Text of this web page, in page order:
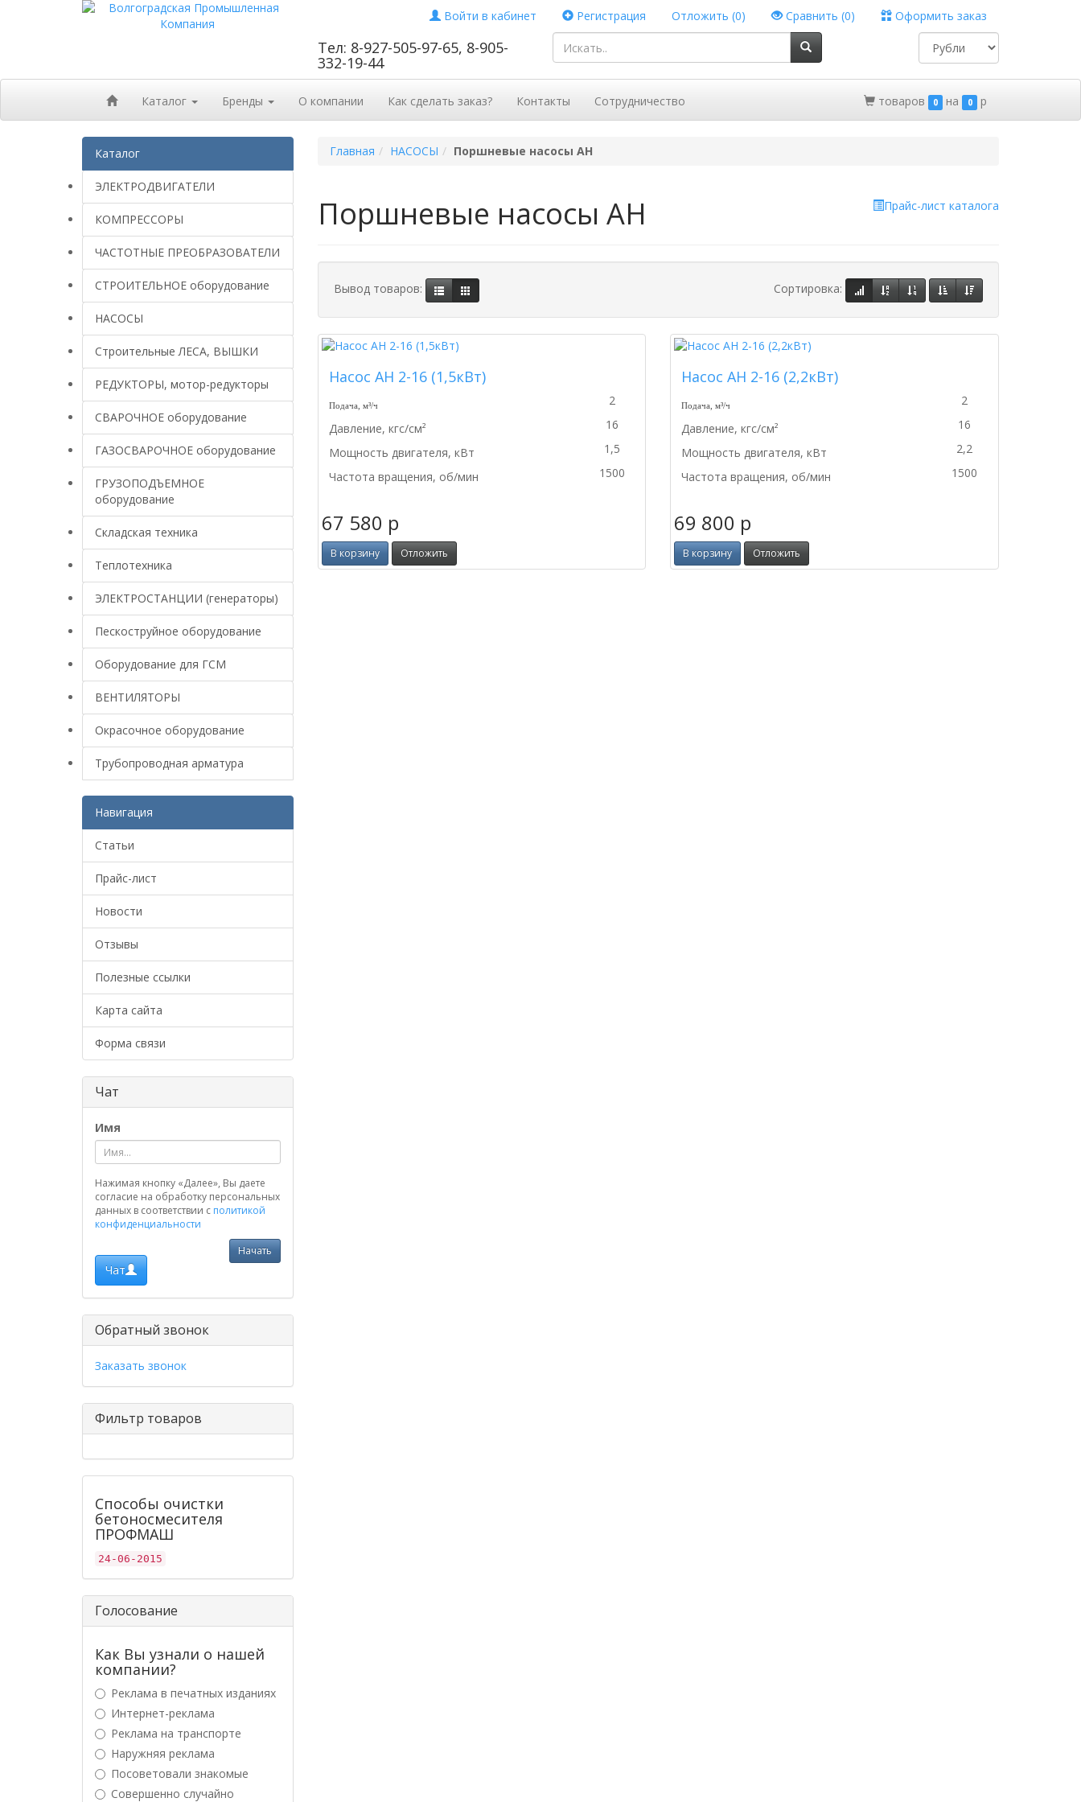
Войти в кабинет Регистрация Отложить (0) Сравнить (0) Оформить заказ
Тел: 8-927-505-97-65, 8-905-
332-19-44
Каталог Бренды О компании Как сделать заказ? Контакты Сотрудничество товаров 0 на 0 p
Каталог
ЭЛЕКТРОДВИГАТЕЛИ
КОМПРЕССОРЫ
ЧАСТОТНЫЕ ПРЕОБРАЗОВАТЕЛИ
СТРОИТЕЛЬНОЕ оборудование
НАСОСЫ
Строительные ЛЕСА, ВЫШКИ
РЕДУКТОРЫ, мотор-редукторы
СВАРОЧНОЕ оборудование
ГАЗОСВАРОЧНОЕ оборудование
ГРУЗОПОДЪЕМНОЕ
оборудование
Складская техника
Теплотехника
ЭЛЕКТРОСТАНЦИИ (генераторы)
Пескоструйное оборудование
Оборудование для ГСМ
ВЕНТИЛЯТОРЫ
Окрасочное оборудование
Трубопроводная арматура
Навигация
Статьи
Прайс-лист
Новости
Отзывы
Полезные ссылки
Карта сайта
Форма связи
Чат
Имя
Нажимая кнопку «Далее», Вы даете
согласие на обработку персональных
данных в соответствии с политикой
конфиденциальности
Начать
Чат
Обратный звонок
Заказать звонок
Фильтр товаров
Способы очистки
бетоносмесителя
ПРОФМАШ
24-06-2015
Голосование
Как Вы узнали о нашей
компании?
Реклама в печатных изданиях
Интернет-реклама
Реклама на транспорте
Наружняя реклама
Посоветовали знакомые
Совершенно случайно
Главная НАСОСЫ Поршневые насосы АН
Прайс-лист каталога
Поршневые насосы АН
Вывод товаров: Сортировка:
Насос АН 2-16 (1,5кВт)
Подача, м³/ч
2
Давление, кгс/см²
16
Мощность двигателя, кВт
1,5
Частота вращения, об/мин
1500
67 580 p
В корзину Отложить
Насос АН 2-16 (2,2кВт)
Подача, м³/ч
2
Давление, кгс/см²
16
Мощность двигателя, кВт
2,2
Частота вращения, об/мин
1500
69 800 p
В корзину Отложить